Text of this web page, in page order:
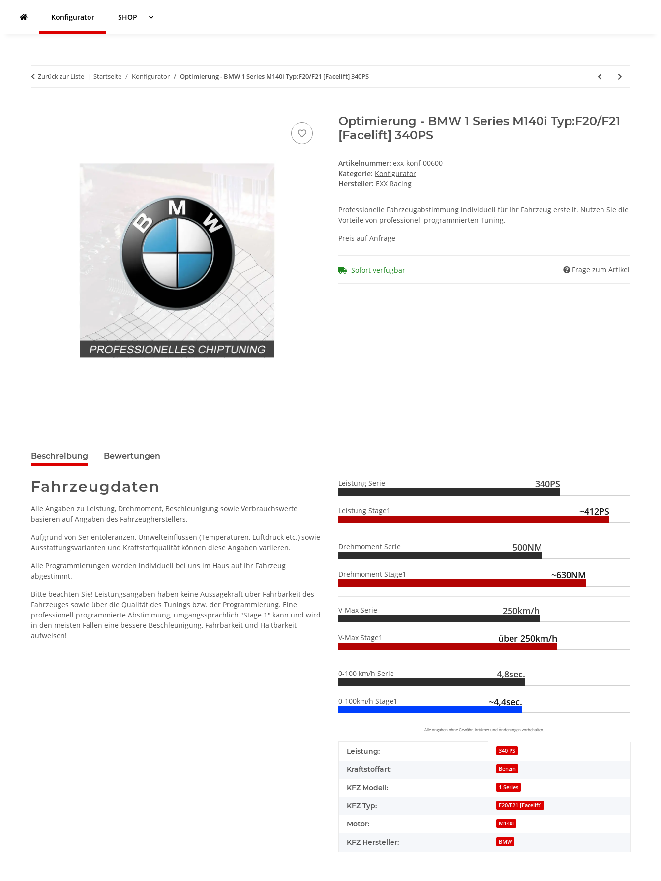
Konfigurator SHOP
Zurück zur Liste Startseite Konfigurator Optimierung - BMW 1 Series M140i Typ:F20/F21 [Facelift] 340PS
Optimierung - BMW 1 Series M140i Typ:F20/F21
[Facelift] 340PS
Artikelnummer: exx-konf-00600
Kategorie: Konfigurator
Hersteller: EXX Racing
Professionelle Fahrzeugabstimmung individuell für Ihr Fahrzeug erstellt. Nutzen Sie die
Vorteile von professionell programmierten Tuning.
Preis auf Anfrage
Sofort verfügbar Frage zum Artikel
Beschreibung Bewertungen
Fahrzeugdaten
Alle Angaben zu Leistung, Drehmoment, Beschleunigung sowie Verbrauchswerte
basieren auf Angaben des Fahrzeugherstellers.
Aufgrund von Serientoleranzen, Umwelteinflüssen (Temperaturen, Luftdruck etc.) sowie
Ausstattungsvarianten und Kraftstoffqualität können diese Angaben variieren.
Alle Programmierungen werden individuell bei uns im Haus auf Ihr Fahrzeug
abgestimmt.
Bitte beachten Sie! Leistungsangaben haben keine Aussagekraft über Fahrbarkeit des
Fahrzeuges sowie über die Qualität des Tunings bzw. der Programmierung. Eine
professionell programmierte Abstimmung, umgangssprachlich "Stage 1" kann und wird
in den meisten Fällen eine bessere Beschleunigung, Fahrbarkeit und Haltbarkeit
aufweisen!
Leistung Serie 340PS
Leistung Stage1 ~412PS
Drehmoment Serie 500NM
Drehmoment Stage1 ~630NM
V-Max Serie 250km/h
V-Max Stage1 über 250km/h
0-100 km/h Serie 4,8sec.
0-100km/h Stage1 ~4,4sec.
Alle Angaben ohne Gewähr, Irrtümer und Änderungen vorbehalten.
Produkteigenschaft
Wert
Leistung: 340 PS
Kraftstoffart: Benzin
KFZ Modell: 1 Series
KFZ Typ: F20/F21 [Facelift]
Motor: M140i
KFZ Hersteller: BMW